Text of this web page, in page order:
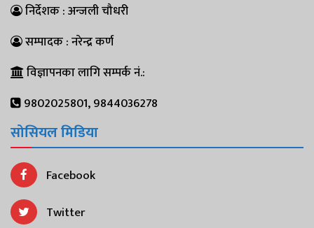
निर्देशक : अन्जली चौधरी
सम्पादक : नरेन्द्र कर्ण
विज्ञापनका लागि सम्पर्क नं.:
9802025801, 9844036278
सोसियल मिडिया
Facebook
Twitter